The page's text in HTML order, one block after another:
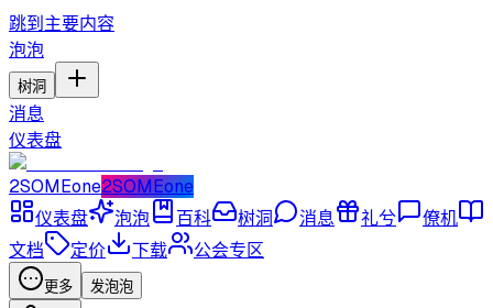
跳到主要内容
泡泡
树洞
消息
仪表盘
2SOMEone2SOMEone
仪表盘
泡泡 百科 树洞 消息 礼兮
僚机
文档
定价 下载 公会专区
更多 发泡泡